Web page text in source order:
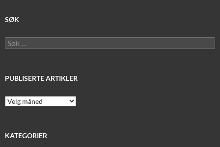
SØK
Søk
etter:
PUBLISERTE ARTIKLER
Publiserte
artikler
KATEGORIER